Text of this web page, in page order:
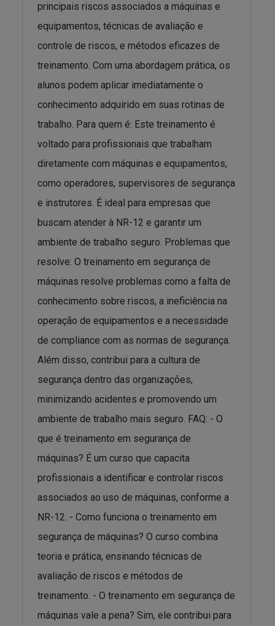
principais riscos associados a máquinas e
equipamentos, técnicas de avaliação e
controle de riscos, e métodos eficazes de
treinamento. Com uma abordagem prática, os
alunos podem aplicar imediatamente o
conhecimento adquirido em suas rotinas de
trabalho. Para quem é: Este treinamento é
voltado para profissionais que trabalham
diretamente com máquinas e equipamentos,
como operadores, supervisores de segurança
e instrutores. É ideal para empresas que
buscam atender à NR-12 e garantir um
ambiente de trabalho seguro. Problemas que
resolve: O treinamento em segurança de
máquinas resolve problemas como a falta de
conhecimento sobre riscos, a ineficiência na
operação de equipamentos e a necessidade
de compliance com as normas de segurança.
Além disso, contribui para a cultura de
segurança dentro das organizações,
minimizando acidentes e promovendo um
ambiente de trabalho mais seguro. FAQ: - O
que é treinamento em segurança de
máquinas? É um curso que capacita
profissionais a identificar e controlar riscos
associados ao uso de máquinas, conforme a
NR-12. - Como funciona o treinamento em
segurança de máquinas? O curso combina
teoria e prática, ensinando técnicas de
avaliação de riscos e métodos de
treinamento. - O treinamento em segurança de
máquinas vale a pena? Sim, ele contribui para